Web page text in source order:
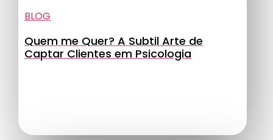
BLOG
Quem me Quer? A Subtil Arte de
Captar Clientes em Psicologia